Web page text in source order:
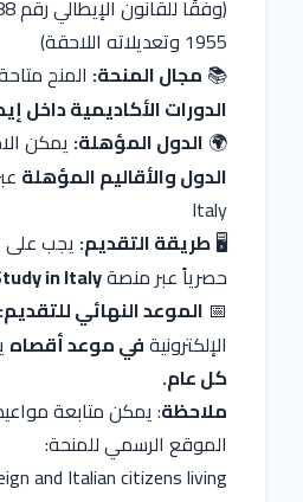
1955 وتعديلاته اللاحقة)
📚 مجال المنحة: المنح
الدورات الأكاديمية داخل
🌍 الدول المؤهلة: يمكن
الدول والأقاليم المؤهلة
Italy
🖥 طريقة التقديم: يجب على
حصرياً عبر منصةin Italy
📅 الموعد النهائي للتقديم:
الإلكترونيةفي موعد أقصاه
كل عام.
ملاحظة: يمكن متابعة
الموقع الرسمي للمنحة:
and Italian citizens living